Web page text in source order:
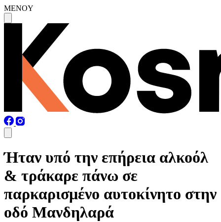
MENOY
Ήταν υπό την επήρεια αλκοόλ
& τράκαρε πάνω σε
παρκαρισμένο αυτοκίνητο στην
οδό Μανδηλαρά